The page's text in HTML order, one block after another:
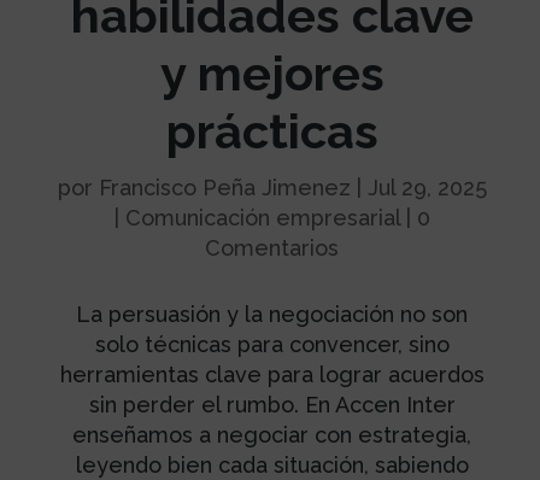
habilidades clave
y mejores
prácticas
por Francisco Peña Jimenez
Jul 29, 2025
Comunicación empresarial| 0
Comentarios
La persuasión y la negociación no son
solo técnicas para convencer, sino
herramientas clave para lograr acuerdos
sin perder el rumbo. En Accen Inter
enseñamos a negociar con estrategia,
leyendo bien cada situación, sabiendo